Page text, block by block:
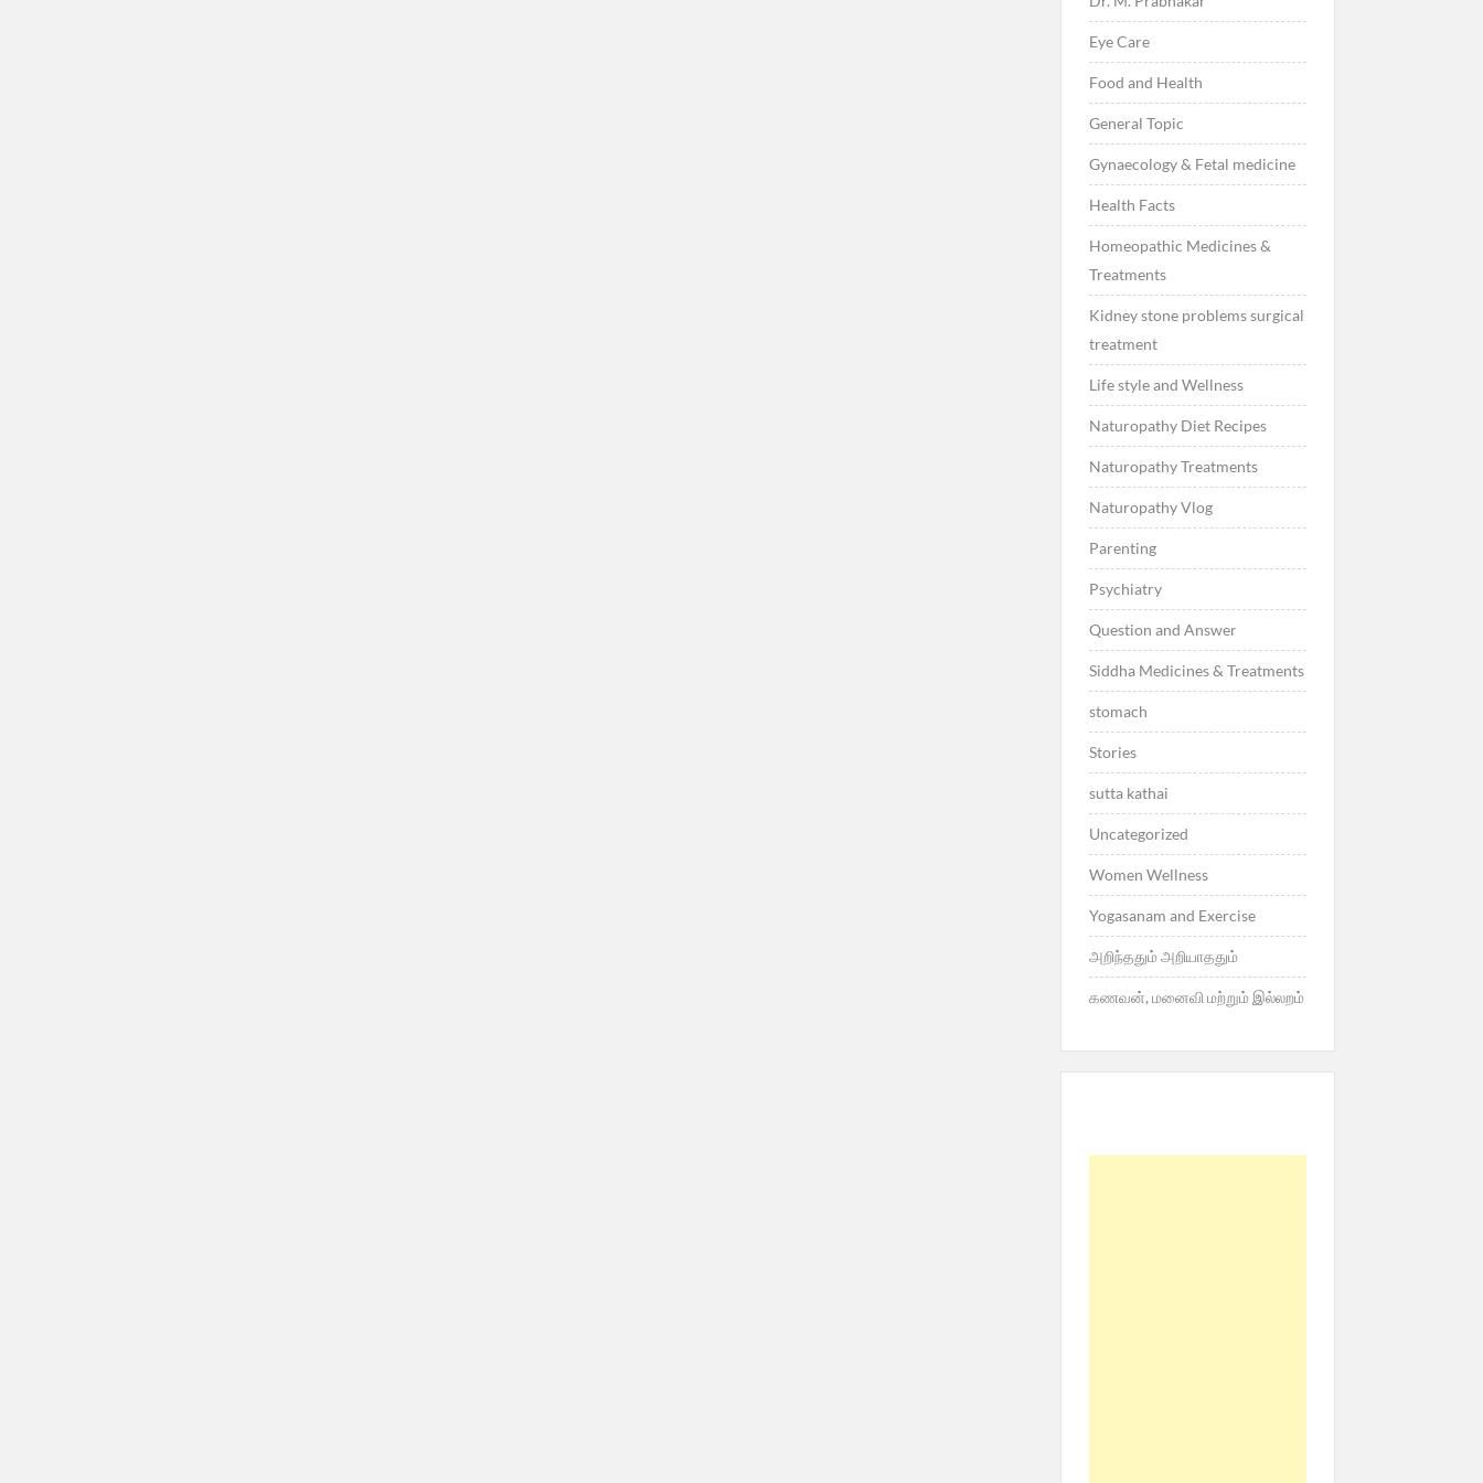
Eye Care
Food and Health
General Topic
Gynaecology & Fetal medicine
Health Facts
Homeopathic Medicines &
Treatments
Kidney stone problems surgical
treatment
Life style and Wellness
Naturopathy Diet Recipes
Naturopathy Treatments
Naturopathy Vlog
Parenting
Psychiatry
Question and Answer
Siddha Medicines & Treatments
stomach
Stories
sutta kathai
Uncategorized
Women Wellness
Yogasanam and Exercise
அறிந்ததும் அறியாததும்
கணவன், மனைவி மற்றும் இல்லறம்